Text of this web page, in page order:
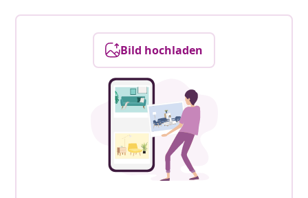
Bild hochladen